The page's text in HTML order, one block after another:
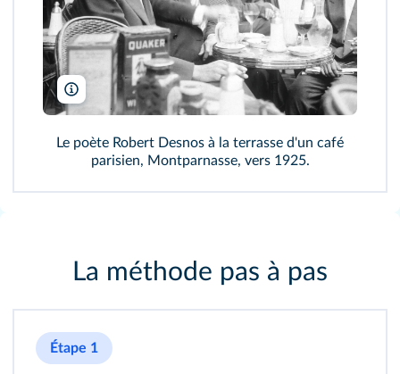
Stefano Bianchetti/Bridgeman
Le poète Robert Desnos à la terrasse d'un café
parisien, Montparnasse, vers 1925.
La méthode pas à pas
Étape 1